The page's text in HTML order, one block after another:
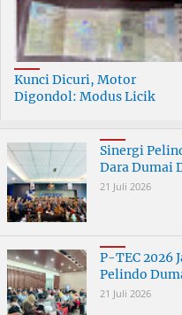
Kunci Dicuri, Motor
Digondol: Modus Licik
Terungkap
Sinergi
Dara Dumai
21 Juli 2026
P-TEC 2026
Pelindo
21 Juli 2026